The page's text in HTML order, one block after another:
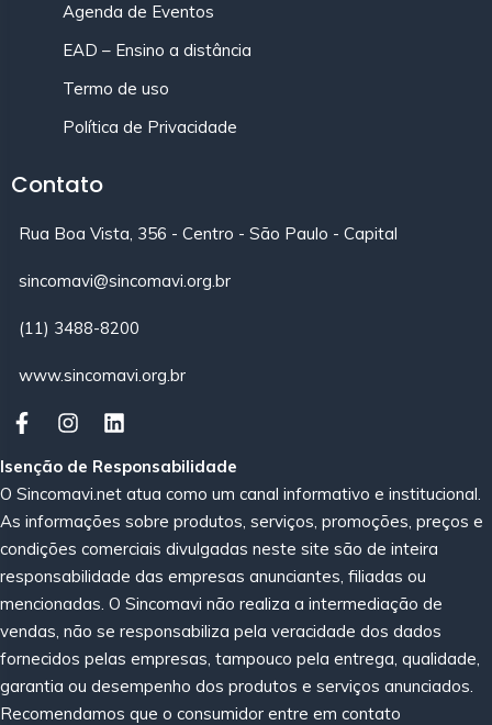
Agenda de Eventos
EAD – Ensino a distância
Termo de uso
Política de Privacidade
Contato
Rua Boa Vista, 356 - Centro - São Paulo - Capital
sincomavi@sincomavi.org.br
(11) 3488-8200
www.sincomavi.org.br
Isenção de Responsabilidade
O Sincomavi.net atua como um canal informativo e institucional.
As informações sobre produtos, serviços, promoções, preços e
condições comerciais divulgadas neste site são de inteira
responsabilidade das empresas anunciantes, filiadas ou
mencionadas. O Sincomavi não realiza a intermediação de
vendas, não se responsabiliza pela veracidade dos dados
fornecidos pelas empresas, tampouco pela entrega, qualidade,
garantia ou desempenho dos produtos e serviços anunciados.
Recomendamos que o consumidor entre em contato